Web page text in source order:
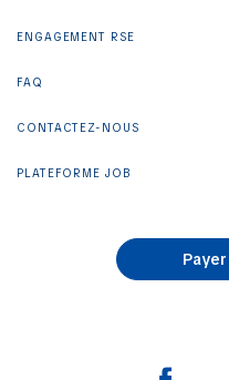
ENGAGEMENT RSE
FAQ
CONTACTEZ-NOUS
PLATEFORME JOB